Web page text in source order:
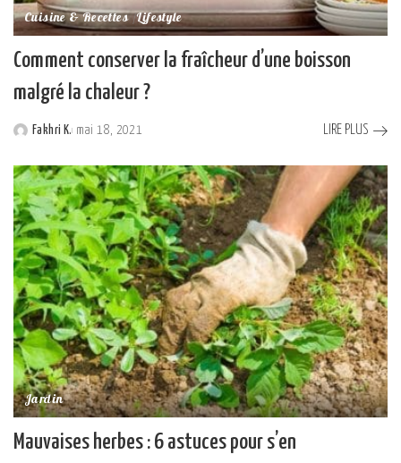
Cuisine & Recettes Lifestyle
Comment conserver la fraîcheur d’une boisson
malgré la chaleur ?
Posted
Fakhri K. mai 18, 2021 LIRE PLUS
Jardin
Mauvaises herbes : 6 astuces pour s’en